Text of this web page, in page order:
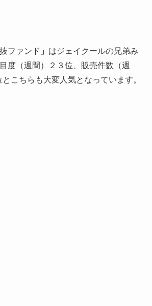
ファンド 」 はジェイクールの兄弟み
度（週間）２３位、販売件数（週
こちらも大変人気となっています。